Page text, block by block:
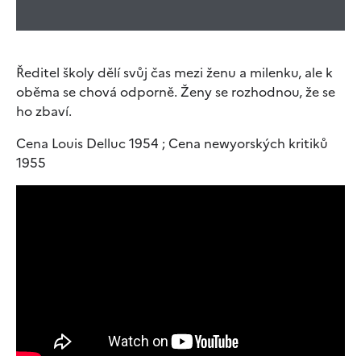
Ředitel školy dělí svůj čas mezi ženu a milenku, ale k
oběma se chová odporně. Ženy se rozhodnou, že se
ho zbaví.
Cena Louis Delluc 1954 ; Cena newyorských kritiků
1955